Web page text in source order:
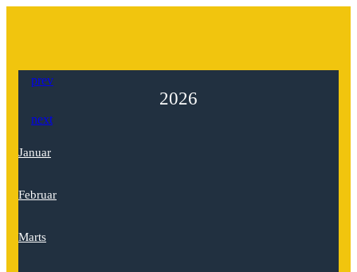
prev
2026
next
Januar
Februar
Marts